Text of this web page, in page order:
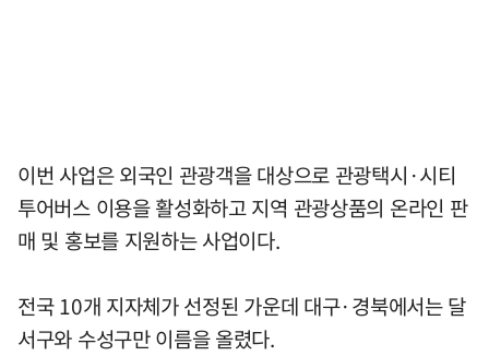
이번 사업은 외국인 관광객을 대상으로 관광택시·시티
투어버스 이용을 활성화하고 지역 관광상품의 온라인 판
매 및 홍보를 지원하는 사업이다.
전국 10개 지자체가 선정된 가운데 대구·경북에서는 달
서구와 수성구만 이름을 올렸다.